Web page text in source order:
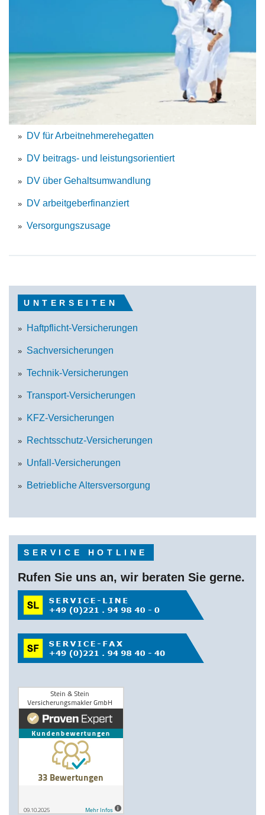
DV für Arbeitnehmerehegatten
DV beitrags- und leistungsorientiert
DV über Gehaltsumwandlung
DV arbeitgeberfinanziert
Versorgungszusage
UNTERSEITEN
Haftpflicht-Versicherungen
Sachversicherungen
Technik-Versicherungen
Transport-Versicherungen
KFZ-Versicherungen
Rechtsschutz-Versicherungen
Unfall-Versicherungen
Betriebliche Altersversorgung
SERVICE HOTLINE
Rufen Sie uns an, wir beraten Sie gerne.